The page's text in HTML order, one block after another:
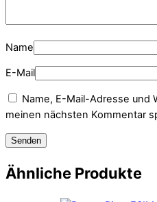
Name
E-Mail
Name, E-Mail-Adresse und
meinen nächsten Kommentar
Ähnliche Produkte